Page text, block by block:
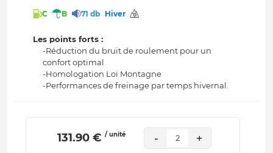
C B 71 db Hiver
Les points forts :
-Réduction du bruit de roulement pour un
confort optimal
-Homologation Loi Montagne
-Performances de freinage par temps hivernal.
131.90 € / unité - 2 +